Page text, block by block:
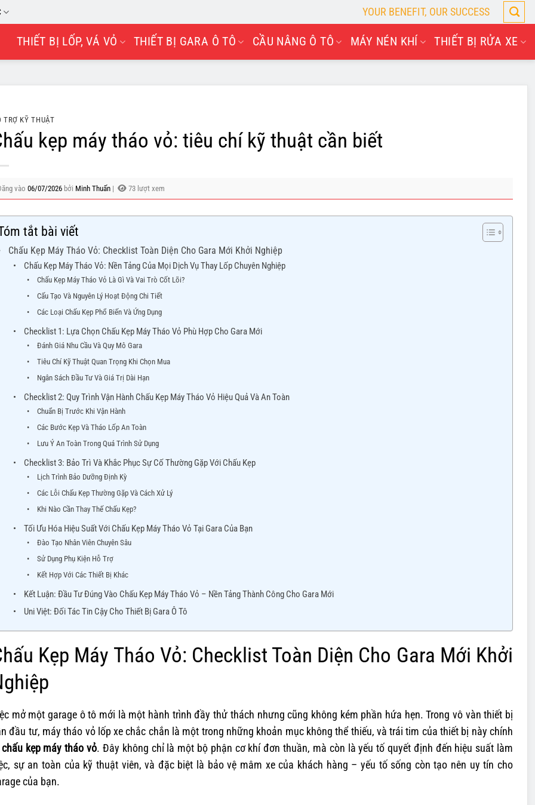
YOUR BENEFIT, OUR SUCCESS
THIẾT BỊ LỐP, VÁ VỎ THIẾT BỊ GARA Ô TÔ CẦU NÂNG Ô TÔ MÁY NÉN KHÍ THIẾT BỊ RỬA XE
TRỢ KỸ THUẬT
kẹp máy tháo vỏ: tiêu chí kỹ thuật cần biết
vào 06/07/2026 bởi Minh Thuấn | 73 lượt xem
tắt bài viết
Chấu Kẹp Máy Tháo Vỏ: Checklist Toàn Diện Cho Gara Mới Khởi Nghiệp
Chấu Kẹp Máy Tháo Vỏ: Nền Tảng Của Mọi Dịch Vụ Thay Lốp Chuyên Nghiệp
Chấu Kẹp Máy Tháo Vỏ Là Gì Và Vai Trò Cốt Lõi?
Cấu Tạo Và Nguyên Lý Hoạt Động Chi Tiết
Các Loại Chấu Kẹp Phổ Biến Và Ứng Dụng
Checklist 1: Lựa Chọn Chấu Kẹp Máy Tháo Vỏ Phù Hợp Cho Gara Mới
Đánh Giá Nhu Cầu Và Quy Mô Gara
Tiêu Chí Kỹ Thuật Quan Trọng Khi Chọn Mua
Ngân Sách Đầu Tư Và Giá Trị Dài Hạn
Checklist 2: Quy Trình Vận Hành Chấu Kẹp Máy Tháo Vỏ Hiệu Quả Và An Toàn
Chuẩn Bị Trước Khi Vận Hành
Các Bước Kẹp Và Tháo Lốp An Toàn
Lưu Ý An Toàn Trong Quá Trình Sử Dụng
Checklist 3: Bảo Trì Và Khắc Phục Sự Cố Thường Gặp Với Chấu Kẹp
Lịch Trình Bảo Dưỡng Định Kỳ
Các Lỗi Chấu Kẹp Thường Gặp Và Cách Xử Lý
Khi Nào Cần Thay Thế Chấu Kẹp?
Tối Ưu Hóa Hiệu Suất Với Chấu Kẹp Máy Tháo Vỏ Tại Gara Của Bạn
Đào Tạo Nhân Viên Chuyên Sâu
Sử Dụng Phụ Kiện Hỗ Trợ
Kết Hợp Với Các Thiết Bị Khác
Kết Luận: Đầu Tư Đúng Vào Chấu Kẹp Máy Tháo Vỏ – Nền Tảng Thành Công Cho Gara Mới
Uni Việt: Đối Tác Tin Cậy Cho Thiết Bị Gara Ô Tô
Kẹp Máy Tháo Vỏ: Checklist Toàn Diện Cho Gara Mới Khởi
mở một garage ô tô mới là một hành trình đầy thử thách nhưng cũng không kém phần hứa hẹn. Trong vô vàn thiết bị
đầu tư, máy tháo vỏ lốp xe chắc chắn là một trong những khoản mục không thể thiếu, và trái tim của thiết bị này chính
chấu kẹp máy tháo vỏ. Đây không chỉ là một bộ phận cơ khí đơn thuần, mà còn là yếu tố quyết định đến hiệu suất làm
sự an toàn của kỹ thuật viên, và đặc biệt là bảo vệ mâm xe của khách hàng – yếu tố sống còn tạo nên uy tín cho
của bạn.